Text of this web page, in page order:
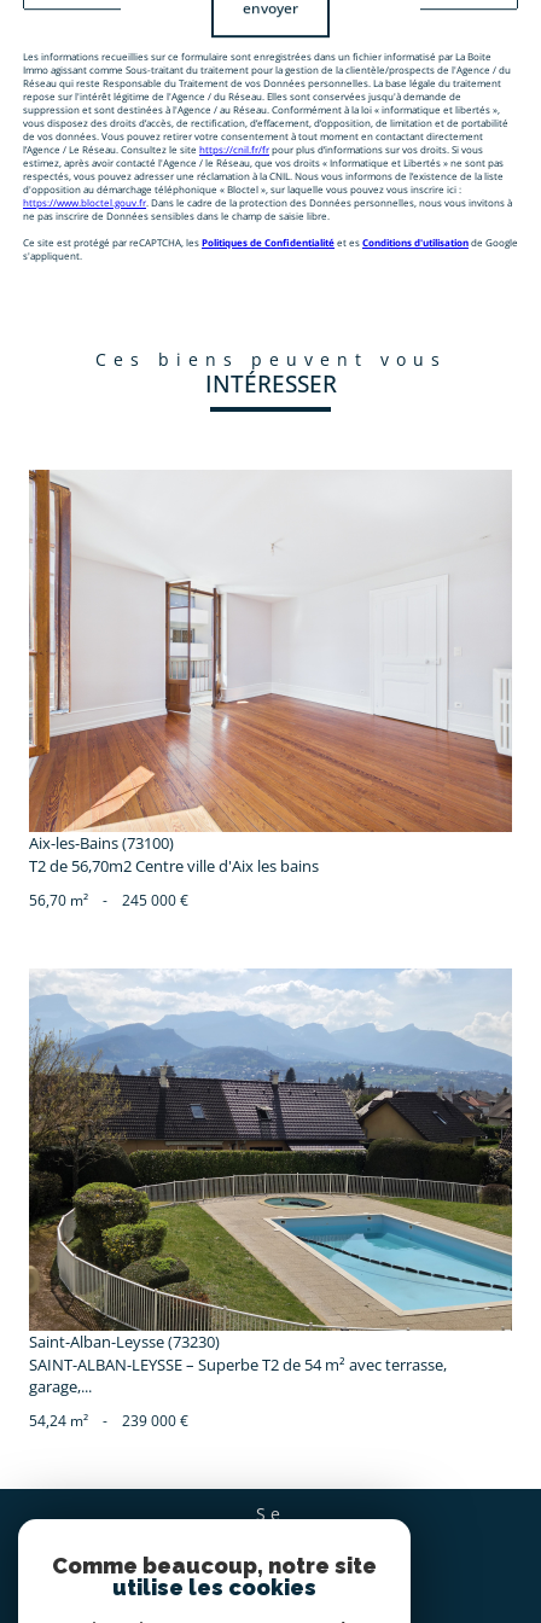
envoyer
Les informations recueillies sur ce formulaire sont enregistrées dans un fichier informatisé par La Boite
Immo agissant comme Sous-traitant du traitement pour la gestion de la clientèle/prospects de l'Agence / du
Réseau qui reste Responsable du Traitement de vos Données personnelles. La base légale du traitement
repose sur l'intérêt légitime de l'Agence / du Réseau. Elles sont conservées jusqu'à demande de
suppression et sont destinées à l'Agence / au Réseau. Conformément à la loi « informatique et libertés »,
vous disposez des droits d’accès, de rectification, d’effacement, d’opposition, de limitation et de portabilité
de vos données. Vous pouvez retirer votre consentement à tout moment en contactant directement
l’Agence / Le Réseau. Consultez le site https://cnil.fr/frpour plus d’informations sur vos droits. Si vous
estimez, après avoir contacté l'Agence / le Réseau, que vos droits « Informatique et Libertés » ne sont pas
respectés, vous pouvez adresser une réclamation à la CNIL. Nous vous informons de l’existence de la liste
d'opposition au démarchage téléphonique « Bloctel », sur laquelle vous pouvez vous inscrire ici :
https://www.bloctel.gouv.fr . Dans le cadre de la protection des Données personnelles, nous vous invitons à
ne pas inscrire de Données sensibles dans le champ de saisie libre.
Ce site est protégé par reCAPTCHA, lesPolitiques de Confidentialitéet esConditions d'utilisationde Google
s'appliquent.
ces biens peuvent vous
INTÉRESSER
Aix-les-Bains (73100)
T2 de 56,70m2 Centre ville d'Aix les bains
56,70 m² - 245 000 €
voir le bien
Saint-Alban-Leysse (73230)
SAINT-ALBAN-LEYSSE – Superbe T2 de 54 m² avec terrasse,
garage,...
54,24 m² - 239 000 €
se
espace propriétaire
Comme beaucoup, notre site
utilise les cookies